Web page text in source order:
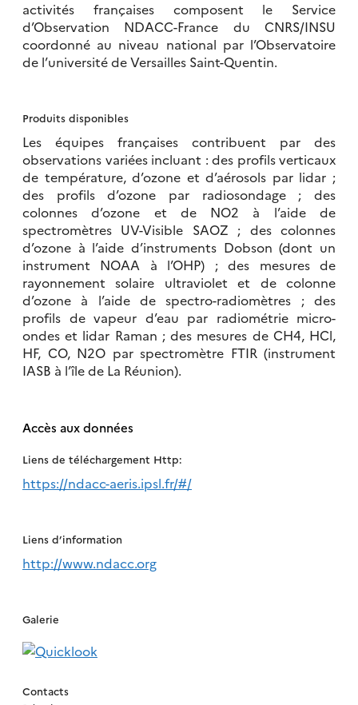
activités françaises composent le Service
d’Observation NDACC-France du CNRS/INSU
coordonné au niveau national par l’Observatoire
de l’université de Versailles Saint-Quentin.
Produits disponibles
Les équipes françaises contribuent par des
observations variées incluant : des profils verticaux
de température, d’ozone et d’aérosols par lidar ;
des profils d’ozone par radiosondage ; des
colonnes d’ozone et de NO2 à l’aide de
spectromètres UV-Visible SAOZ ; des colonnes
d’ozone à l’aide d’instruments Dobson (dont un
instrument NOAA à l’OHP) ; des mesures de
rayonnement solaire ultraviolet et de colonne
d’ozone à l’aide de spectro-radiomètres ; des
profils de vapeur d’eau par radiométrie micro-
ondes et lidar Raman ; des mesures de CH4, HCl,
HF, CO, N2O par spectromètre FTIR (instrument
IASB à l’île de La Réunion).
Accès aux données
Liens de téléchargement Http:
https://ndacc-aeris.ipsl.fr/#/
Liens d’information
http://www.ndacc.org
Galerie
Contacts